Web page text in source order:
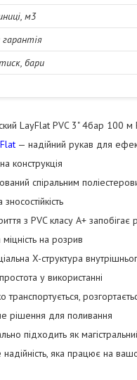
м3
гарантія
бари
LayFlat PVC 3" 4бар 100 м
— надійний рукав для
конструкція
спіральним
з PVC класу A+
на розрив
X-структура
простота у використанні
транспортується,
рішення для поливання
підходить як
яка працює на